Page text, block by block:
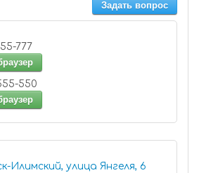
Задать вопрос
55-55-777
5-555-550
Илимский, улица Янгеля, 6